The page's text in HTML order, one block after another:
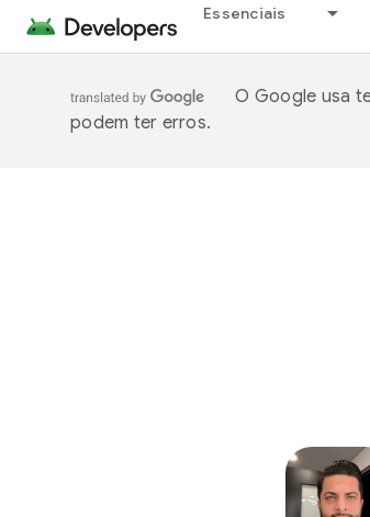
Essenciais
O Google usa
podem ter erros.